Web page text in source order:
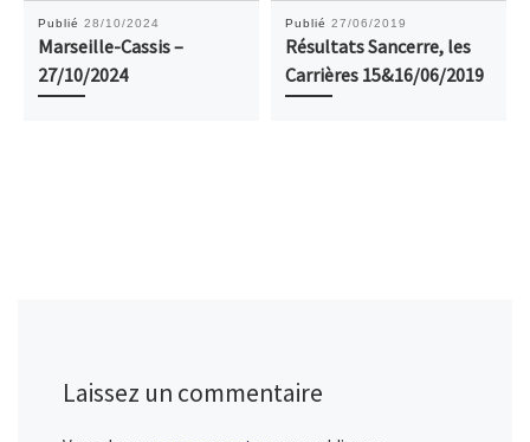
Publié 28/10/2024
Marseille-Cassis –
27/10/2024
Publié 27/06/2019
Résultats Sancerre, les
Carrières 15&16/06/2019
Laissez un commentaire